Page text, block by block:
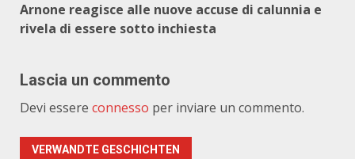
Arnone reagisce alle nuove accuse di calunnia e
rivela di essere sotto inchiesta
Lascia un commento
Devi essere connesso per inviare un commento.
VERWANDTE GESCHICHTEN